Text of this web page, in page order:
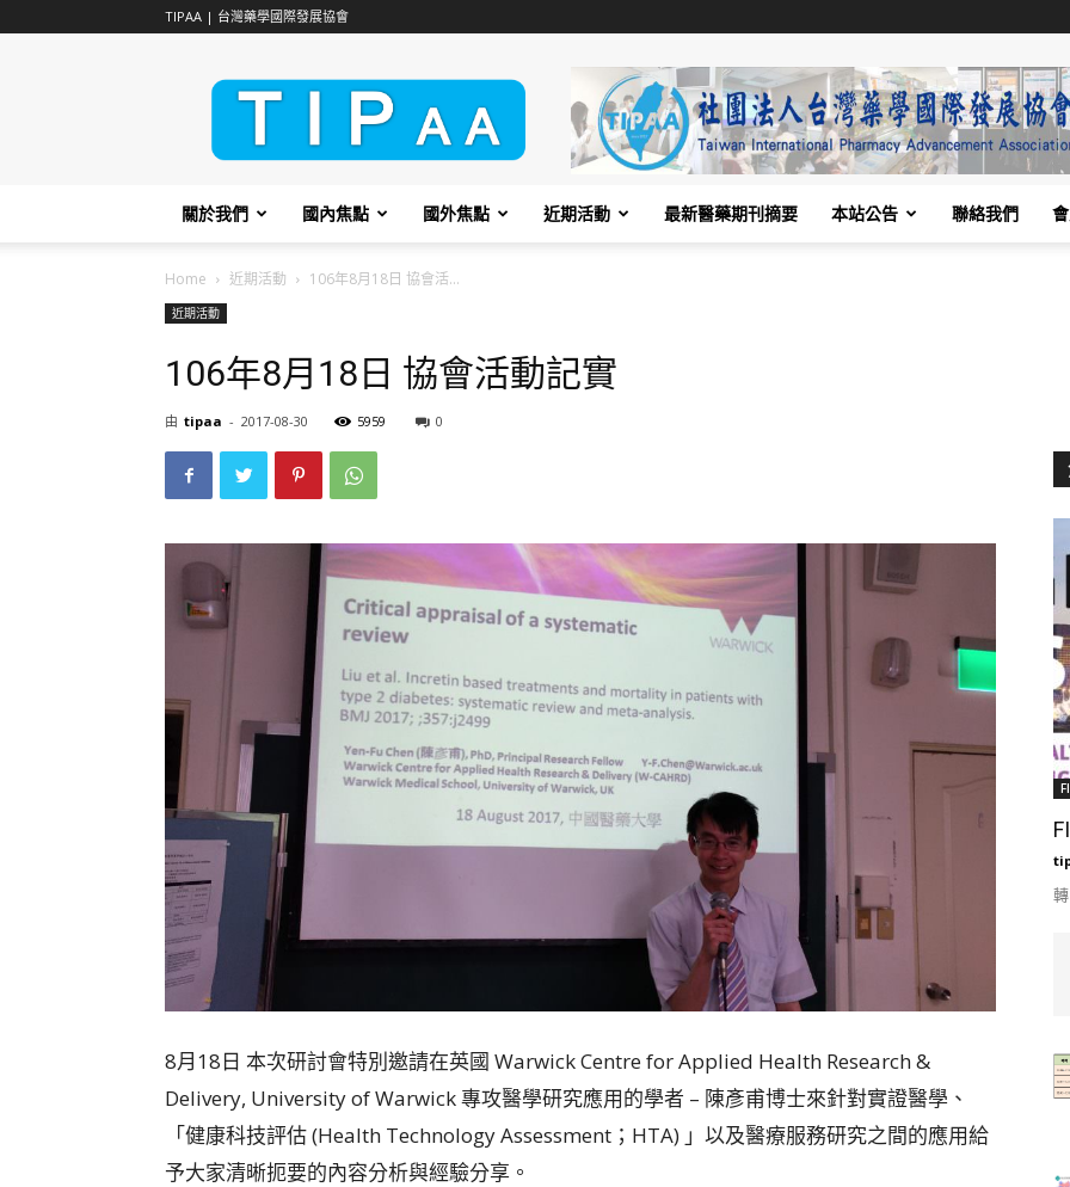
TIPAA | 台灣藥學國際發展協會
TIPAA
關於我們 國內焦點 國外焦點 近期活動 最新醫藥期刊摘要 本站公告 聯絡我們
Home 近期活動 106年8月18日 協會活...
近期活動
106年8月18日 協會活動記實
由 tipaa - 2017-08-30 5959 0
8月18日 本次研討會特別邀請在英國 Warwick Centre for Applied Health Research &
Delivery, University of Warwick 專攻醫學研究應用的學者 – 陳彥甫博士來針對實證醫學、
「健康科技評估 (Health Technology Assessment；HTA) 」以及醫療服務研究之間的應用給
予大家清晰扼要的內容分析與經驗分享。